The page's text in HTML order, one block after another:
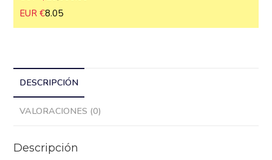
COP $28,000.00
EUR €8.05
DESCRIPCIÓN